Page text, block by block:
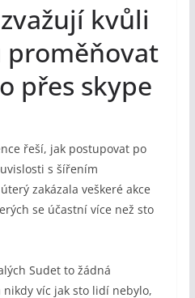
kvůli
přes skype
řeší, jak postupovat po
s šířením
zakázala veškeré akce
se účastní více než sto
Sudet to žádná
víc jak sto lidí nebylo,